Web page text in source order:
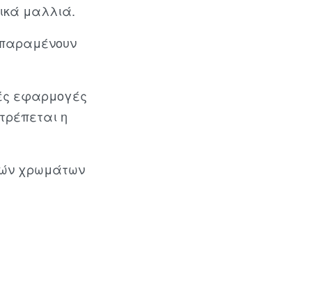
μαλλιά.
εφαρμογές
η
χρωμάτων